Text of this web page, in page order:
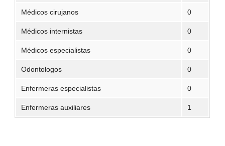
Médicos cirujanos 0
Médicos internistas 0
Médicos especialistas 0
Odontologos 0
Enfermeras especialistas 0
Enfermeras auxiliares 1